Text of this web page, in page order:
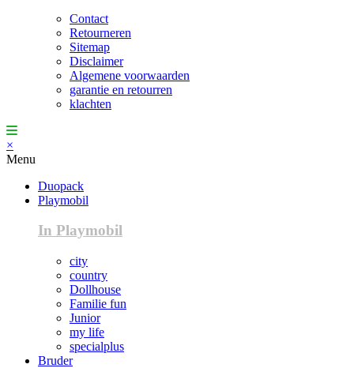
Contact
Retourneren
Sitemap
Disclaimer
Algemene voorwaarden
garantie en retourren
klachten
×
Menu
Duopack
Playmobil
In Playmobil
city
country
Dollhouse
Familie fun
Junior
my life
specialplus
Bruder